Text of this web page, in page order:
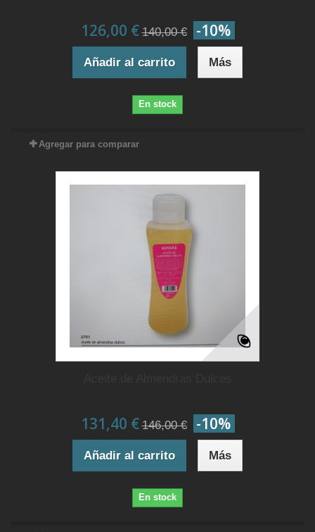
126,00 € 140,00 € -10%
Añadir al carrito Más
En stock
Agregar para comparar
131,40 € 146,00 € -10%
Añadir al carrito Más
En stock